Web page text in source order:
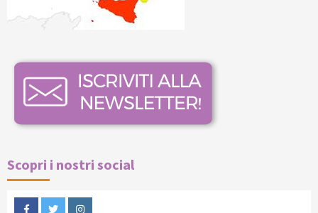
Scopri i nostri social